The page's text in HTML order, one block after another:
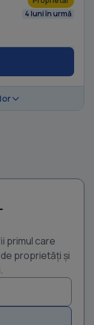
4 luni în urmă
primul care
proprietăți și